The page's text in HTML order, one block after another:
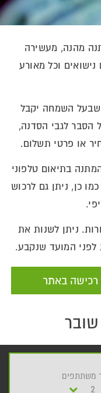
מהנה, מעשירה
וכל מאורע
שבעל השמחה יקבל
הסבר לגבי הסדנה,
או פרטי תשלום.
בתיאום טלפוני
כן, ניתן גם לרכוש
ניתן לשנות את
רכישה באתר
משתתפים